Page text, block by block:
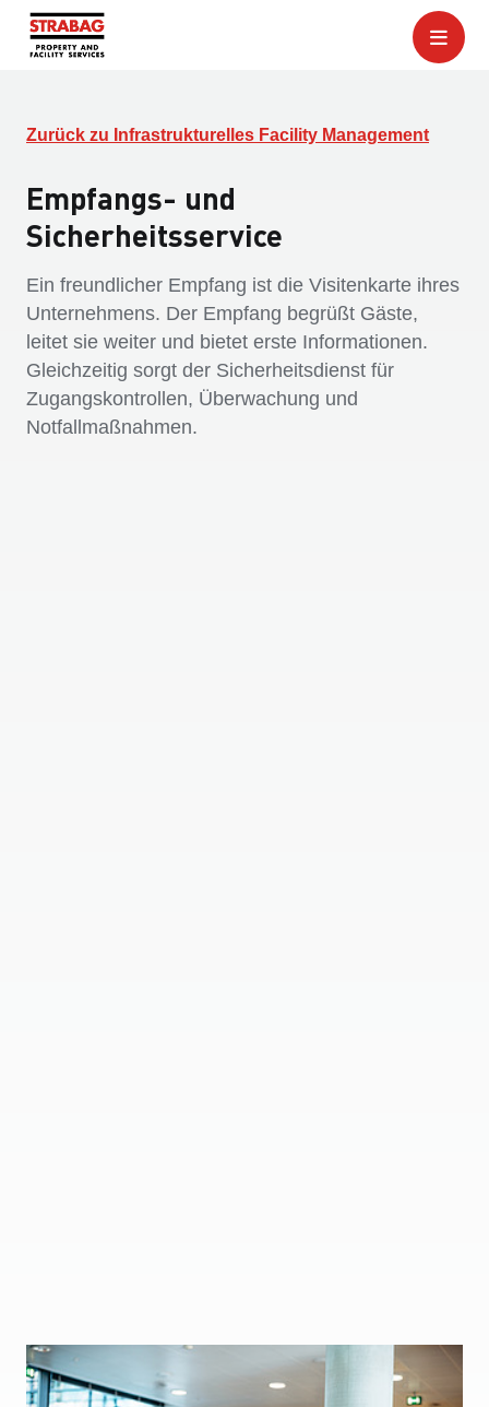
Zurück zu Infrastrukturelles Facility Management
Empfangs- und
Sicherheitsservice
Ein freundlicher Empfang ist die Visitenkarte ihres
Unternehmens. Der Empfang begrüßt Gäste,
leitet sie weiter und bietet erste Informationen.
Gleichzeitig sorgt der Sicherheitsdienst für
Zugangskontrollen, Überwachung und
Notfallmaßnahmen.